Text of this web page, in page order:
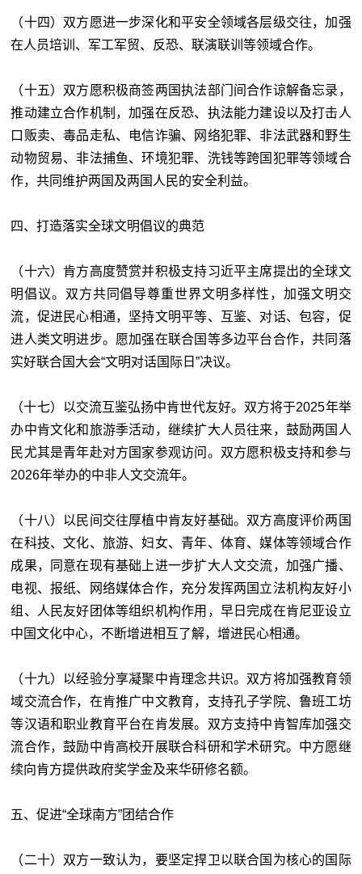
（十四）双方愿进一步深化和平安全领域各层级交往，加强
在人员培训、军工军贸、反恐、联演联训等领域合作。
（十五）双方愿积极商签两国执法部门间合作谅解备忘录，
推动建立合作机制，加强在反恐、执法能力建设以及打击人
口贩卖、毒品走私、电信诈骗、网络犯罪、非法武器和野生
动物贸易、非法捕鱼、环境犯罪、洗钱等跨国犯罪等领域合
作，共同维护两国及两国人民的安全利益。
四、打造落实全球文明倡议的典范
（十六）肯方高度赞赏并积极支持习近平主席提出的全球文
明倡议。双方共同倡导尊重世界文明多样性，加强文明交
流，促进民心相通，坚持文明平等、互鉴、对话、包容，促
进人类文明进步。愿加强在联合国等多边平台合作，共同落
实好联合国大会“文明对话国际日”决议。
（十七）以交流互鉴弘扬中肯世代友好。双方将于2025年举
办中肯文化和旅游季活动，继续扩大人员往来，鼓励两国人
民尤其是青年赴对方国家参观访问。双方愿积极支持和参与
2026年举办的中非人文交流年。
（十八）以民间交往厚植中肯友好基础。双方高度评价两国
在科技、文化、旅游、妇女、青年、体育、媒体等领域合作
成果，同意在现有基础上进一步扩大人文交流，加强广播、
电视、报纸、网络媒体合作，充分发挥两国立法机构友好小
组、人民友好团体等组织机构作用，早日完成在肯尼亚设立
中国文化中心，不断增进相互了解，增进民心相通。
（十九）以经验分享凝聚中肯理念共识。双方将加强教育领
域交流合作，在肯推广中文教育，支持孔子学院、鲁班工坊
等汉语和职业教育平台在肯发展。双方支持中肯智库加强交
流合作，鼓励中肯高校开展联合科研和学术研究。中方愿继
续向肯方提供政府奖学金及来华研修名额。
五、促进“全球南方”团结合作
（二十）双方一致认为，要坚定捍卫以联合国为核心的国际